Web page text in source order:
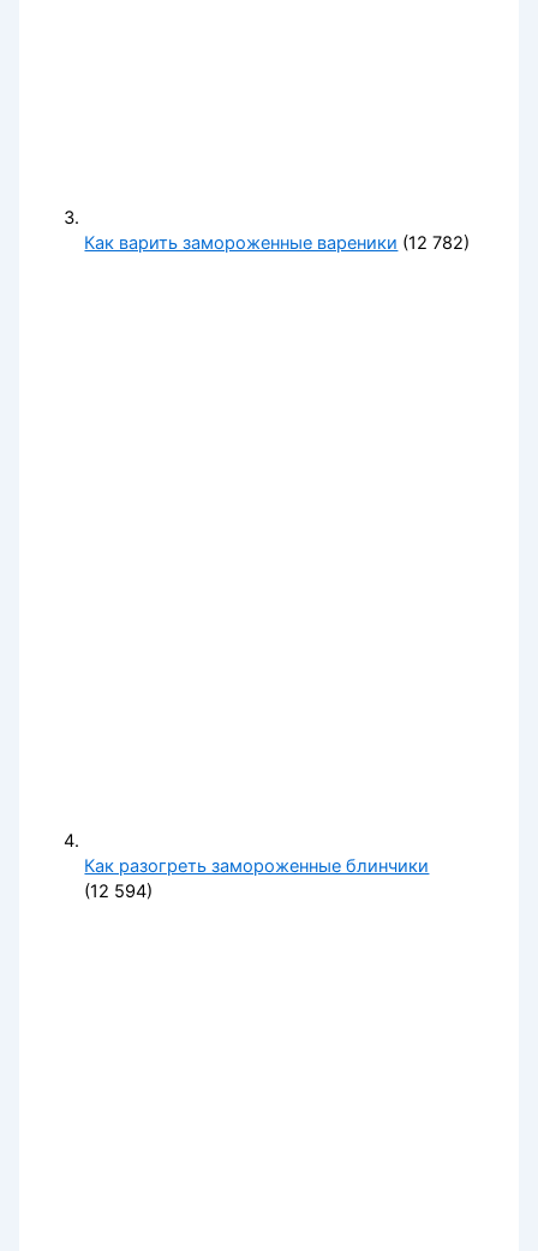
Как варить замороженные вареники (12 782)
Как разогреть замороженные блинчики
(12 594)